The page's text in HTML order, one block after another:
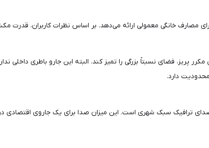
مصارف خانگی معمولی ارائه می‌دهد. بر اساس نظرات کاربران،
تعویض مکرر پریز، فضای نسبتاً بزرگی را تمیز کند. البته این جارو باطری
دارد.